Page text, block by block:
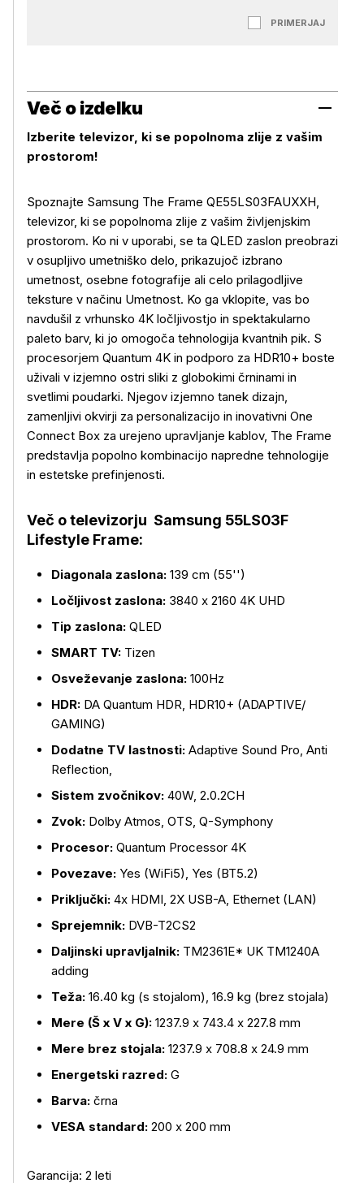
PRIMERJAJ
Več o izdelku
Več o izdelku
Izberite televizor, ki se popolnoma zlije z vašim
prostorom!
Spoznajte Samsung The Frame QE55LS03FAUXXH,
televizor, ki se popolnoma zlije z vašim življenjskim
prostorom. Ko ni v uporabi, se ta QLED zaslon preobrazi
v osupljivo umetniško delo, prikazujoč izbrano
umetnost, osebne fotografije ali celo prilagodljive
teksture v načinu Umetnost. Ko ga vklopite, vas bo
navdušil z vrhunsko 4K ločljivostjo in spektakularno
paleto barv, ki jo omogoča tehnologija kvantnih pik. S
procesorjem Quantum 4K in podporo za HDR10+ boste
uživali v izjemno ostri sliki z globokimi črninami in
svetlimi poudarki. Njegov izjemno tanek dizajn,
zamenljivi okvirji za personalizacijo in inovativni One
Connect Box za urejeno upravljanje kablov, The Frame
predstavlja popolno kombinacijo napredne tehnologije
in estetske prefinjenosti.
Več o televizorju Samsung 55LS03F
Lifestyle Frame:
Diagonala zaslona: 139 cm (55'')
Ločljivost zaslona: 3840 x 2160 4K UHD
Tip zaslona: QLED
SMART TV: Tizen
Osveževanje zaslona: 100Hz
HDR: DA Quantum HDR, HDR10+ (ADAPTIVE/
GAMING)
Dodatne TV lastnosti: Adaptive Sound Pro, Anti
Reflection,
Sistem zvočnikov: 40W, 2.0.2CH
Zvok: Dolby Atmos, OTS, Q-Symphony
Procesor: Quantum Processor 4K
Povezave: Yes (WiFi5), Yes (BT5.2)
Priključki: 4x HDMI, 2X USB-A, Ethernet (LAN)
Sprejemnik: DVB-T2CS2
Daljinski upravljalnik: TM2361E* UK TM1240A
adding
Teža: 16.40 kg (s stojalom), 16.9 kg (brez stojala)
Mere (Š x V x G): 1237.9 x 743.4 x 227.8 mm
Mere brez stojala: 1237.9 x 708.8 x 24.9 mm
Energetski razred: G
Barva: črna
VESA standard: 200 x 200 mm
Garancija: 2 leti